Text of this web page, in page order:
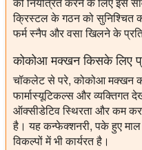
क्रिस्टल के गठन को सुनिश्चित
फर्म स्नैप और वसा खिलने के
कोकोआ मक्खन किसके लिए
चॉकलेट से परे, कोकोआ मक्खन
फार्मास्यूटिकल्स और व्यक्तिगत
ऑक्सीडेटिव स्थिरता और कम
है। यह कन्फेक्शनरी, पके हुए
विकल्पों में भी कार्यरत है।